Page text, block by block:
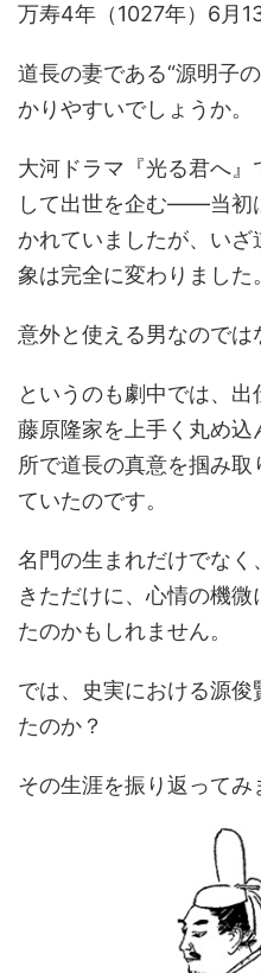
万寿4年（1027年）6月
道長の妻である“源明子
かりやすいでしょうか。
大河ドラマ『光る君へ
して出世を企む――当初
かれていましたが、い
象は完全に変わりました。
意外と使える男なのでは
というのも劇中では、
藤原隆家を上手く丸め
所で道長の真意を掴み
ていたのです。
名門の生まれだけでな
きただけに、心情の機
たのかもしれません。
では、史実における源
たのか？
その生涯を振り返ってみ